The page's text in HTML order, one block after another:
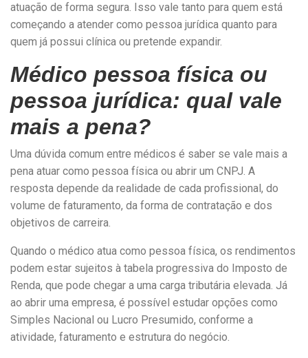
atuação de forma segura. Isso vale tanto para quem está
começando a atender como pessoa jurídica quanto para
quem já possui clínica ou pretende expandir.
Médico pessoa física ou
pessoa jurídica: qual vale
mais a pena?
Uma dúvida comum entre médicos é saber se vale mais a
pena atuar como pessoa física ou abrir um CNPJ. A
resposta depende da realidade de cada profissional, do
volume de faturamento, da forma de contratação e dos
objetivos de carreira.
Quando o médico atua como pessoa física, os rendimentos
podem estar sujeitos à tabela progressiva do Imposto de
Renda, que pode chegar a uma carga tributária elevada. Já
ao abrir uma empresa, é possível estudar opções como
Simples Nacional ou Lucro Presumido, conforme a
atividade, faturamento e estrutura do negócio.